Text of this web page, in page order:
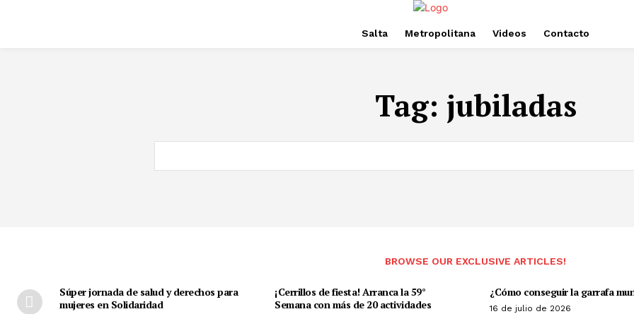
Salta Metropolitana Videos Contacto
Tag: jubiladas
BROWSE OUR EXCLUSIVE ARTICLES!
Súper jornada de salud y derechos para
mujeres en Solidaridad
¡Cerrillos de fiesta! Arranca la 59°
Semana con más de 20 actividades
¿Cómo conseguir la garrafa
16 de julio de 2026